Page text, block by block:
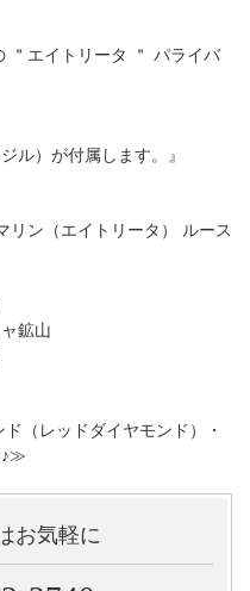
＂エイトリータ ＂ パライバ
ル）が付属します。』
リン（エイトリータ） ルース
鉱山
（レッドダイヤモンド）・
♪≫
お気軽に